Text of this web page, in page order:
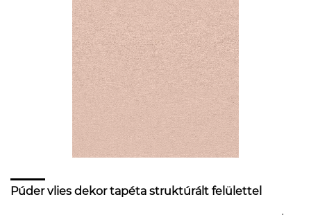
Púder vlies dekor tapéta struktúrált felülettel